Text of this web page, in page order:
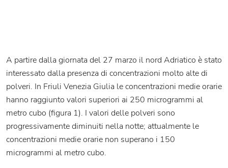
A partire dalla giornata del 27 marzo il nord Adriatico è stato
interessato dalla presenza di concentrazioni molto alte di
polveri. In Friuli Venezia Giulia le concentrazioni medie orarie
hanno raggiunto valori superiori ai 250 microgrammi al
metro cubo (figura 1). I valori delle polveri sono
progressivamente diminuiti nella notte; attualmente le
concentrazioni medie orarie non superano i 150
microgrammi al metro cubo.